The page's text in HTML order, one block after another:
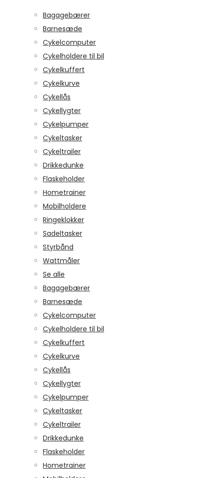
Bagagebærer
Barnesæde
Cykelcomputer
Cykelholdere til bil
Cykelkuffert
Cykelkurve
Cykellås
Cykellygter
Cykelpumper
Cykeltasker
Cykeltrailer
Drikkedunke
Flaskeholder
Hometrainer
Mobilholdere
Ringeklokker
Sadeltasker
Styrbånd
Wattmåler
Se alle
Bagagebærer
Barnesæde
Cykelcomputer
Cykelholdere til bil
Cykelkuffert
Cykelkurve
Cykellås
Cykellygter
Cykelpumper
Cykeltasker
Cykeltrailer
Drikkedunke
Flaskeholder
Hometrainer